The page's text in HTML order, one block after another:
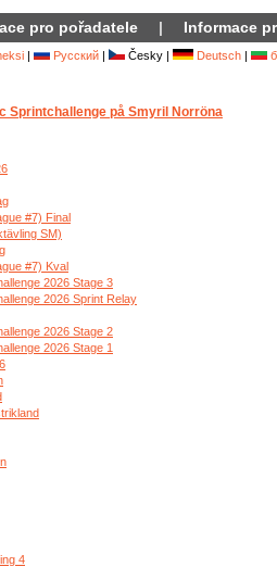
pro pořadatele | Informace
| Русский | Česky | Deutsch |
Sprintchallenge på Smyril Norröna
#7) Final
SM)
#7) Kval
2026 Stage 3
2026 Sprint Relay
2026 Stage 2
2026 Stage 1
4